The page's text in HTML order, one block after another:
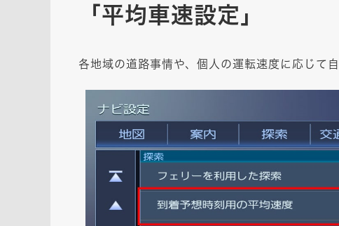
「平均車速設定」
各地域の道路事情や、個人の運転速度に応じて